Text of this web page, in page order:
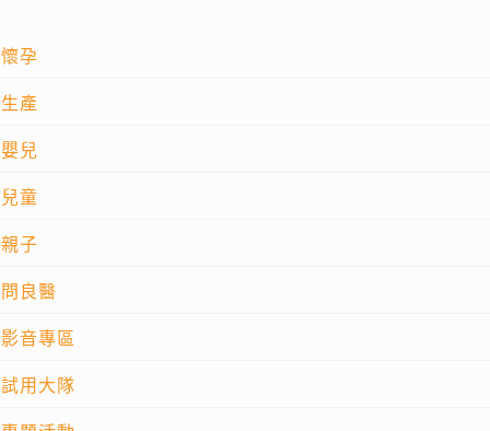
懷孕
生產
嬰兒
兒童
親子
問良醫
影音專區
試用大隊